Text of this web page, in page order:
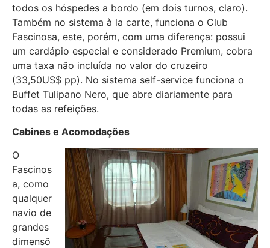
todos os hóspedes a bordo (em dois turnos, claro).
Também no sistema à la carte, funciona o Club
Fascinosa, este, porém, com uma diferença: possui
um cardápio especial e considerado Premium, cobra
uma taxa não incluída no valor do cruzeiro
(33,50US$ pp). No sistema self-service funciona o
Buffet Tulipano Nero, que abre diariamente para
todas as refeições.
Cabines e Acomodações
O
Fascinos
a, como
qualquer
navio de
grandes
dimensõ